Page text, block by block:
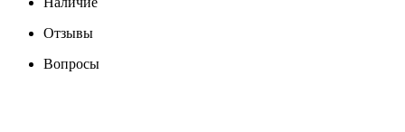
Отзывы
Вопросы